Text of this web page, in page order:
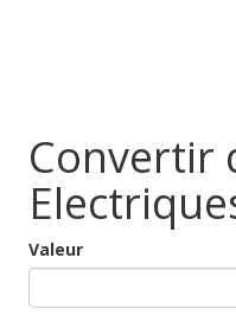
Convertir
Valeur